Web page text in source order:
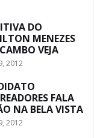
DO
MENEZES
VEJA
2012
FALA
NA BELA VISTA
2012